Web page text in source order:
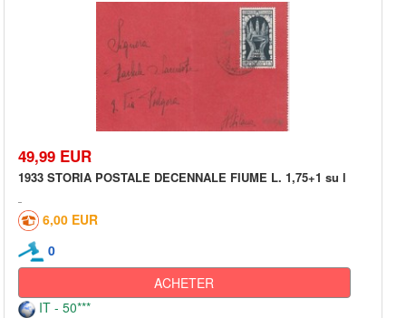
49,99 EUR
1933 STORIA POSTALE DECENNALE FIUME L. 1,75+1 su l
6,00 EUR
0
ACHETER
IT - 50***